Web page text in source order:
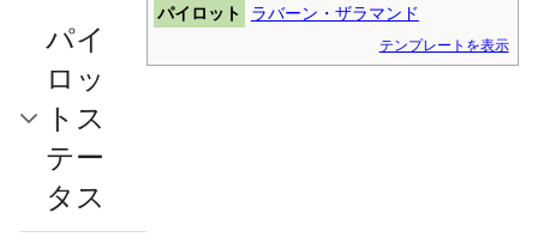
パイロット
ラバーン・ザラマンド
テンプレートを表示
パイ
ロッ
トス
テー
タス